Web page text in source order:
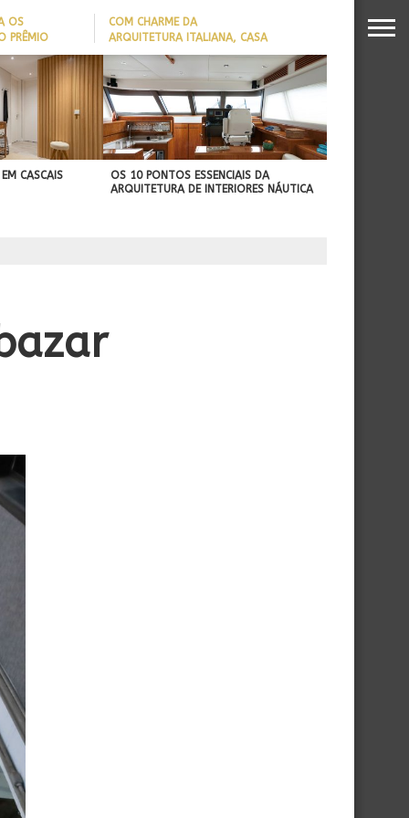
OS
PRÊMIO
DA
COM CHARME DA
ARQUITETURA ITALIANA, CASA
DE VILA COM 120M² GANHA
‘CARTÃO DE VISITAS’ COM
PAREDE DE TIJOLOS
APARENTES; CONFIRA
CASCAIS
OS 10 PONTOS ESSENCIAIS DA
ARQUITETURA DE INTERIORES NÁUTICA